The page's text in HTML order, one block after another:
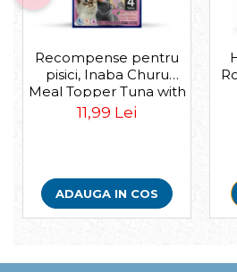
Recompense pentru
pisici, Inaba Churu
Meal Topper Tuna with
Salmon Recipe
11,99 Lei
ADAUGA IN COS